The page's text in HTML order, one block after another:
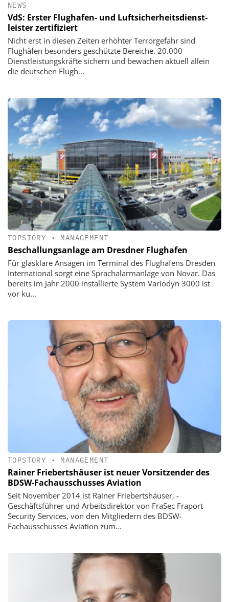
NEWS
VdS: Erster Flughafen- und Luftsicherheitsdienst-
leister zertifiziert
Nicht erst in diesen Zeiten erhöhter Terrorgefahr sind
Flughäfen besonders geschützte Bereiche. 20.000
Dienstleistungskräfte sichern und bewachen aktuell allein
die deutschen Flugh...
TOPSTORY • MANAGEMENT
Beschallungsanlage am Dresdner Flughafen
Für glasklare Ansagen im Terminal des Flughafens Dresden
International sorgt eine Sprachalarmanlage von Novar. Das
bereits im Jahr 2000 installierte System Variodyn 3000 ist
vor ku...
TOPSTORY • MANAGEMENT
Rainer Friebertshäuser ist neuer ­Vorsitzender des
BDSW-Fachausschusses Aviation
Seit November 2014 ist Rainer Friebertshäuser, ­
Geschäftsführer und Arbeitsdirektor von FraSec ­Fraport
Security Services, von den Mitgliedern des BDSW-
Fachausschusses Aviation zum...